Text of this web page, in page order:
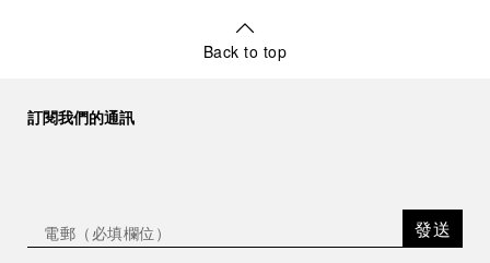
Back to top
訂閱我們的通訊
發送